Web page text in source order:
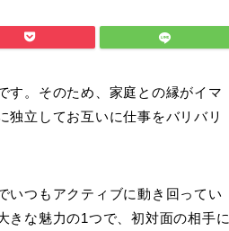
す。そのため、家庭との縁がイマ
独立してお互いに仕事をバリバリ
いつもアクティブに動き回ってい
きな魅力の1つで、初対面の相手に